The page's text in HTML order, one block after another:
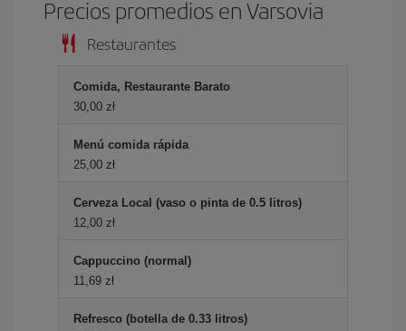
Precios promedios en Varsovia
Restaurantes
Comida, Restaurante Barato
30,00 zł
Menú comida rápida
25,00 zł
Cerveza Local (vaso o pinta de 0.5 litros)
12,00 zł
Cappuccino (normal)
11,69 zł
Refresco (botella de 0.33 litros)